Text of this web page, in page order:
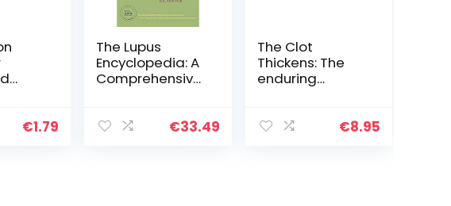
€1.79
The Lupus
Encyclopedia: A
Comprehensive
Families
€33.49
The Clot
Thickens: The
enduring
Edition)
€8.95